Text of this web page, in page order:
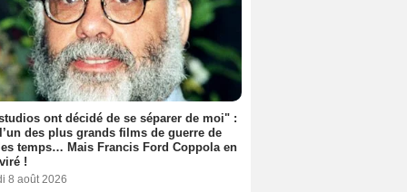
ont décidé de se séparer de moi" :
des plus grands films de guerre de
temps… Mais Francis Ford Coppola en
!
8 août 2026